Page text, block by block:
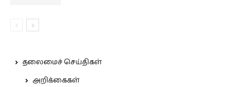
தலைமைச் செய்திகள்
அறிக்கைகள்